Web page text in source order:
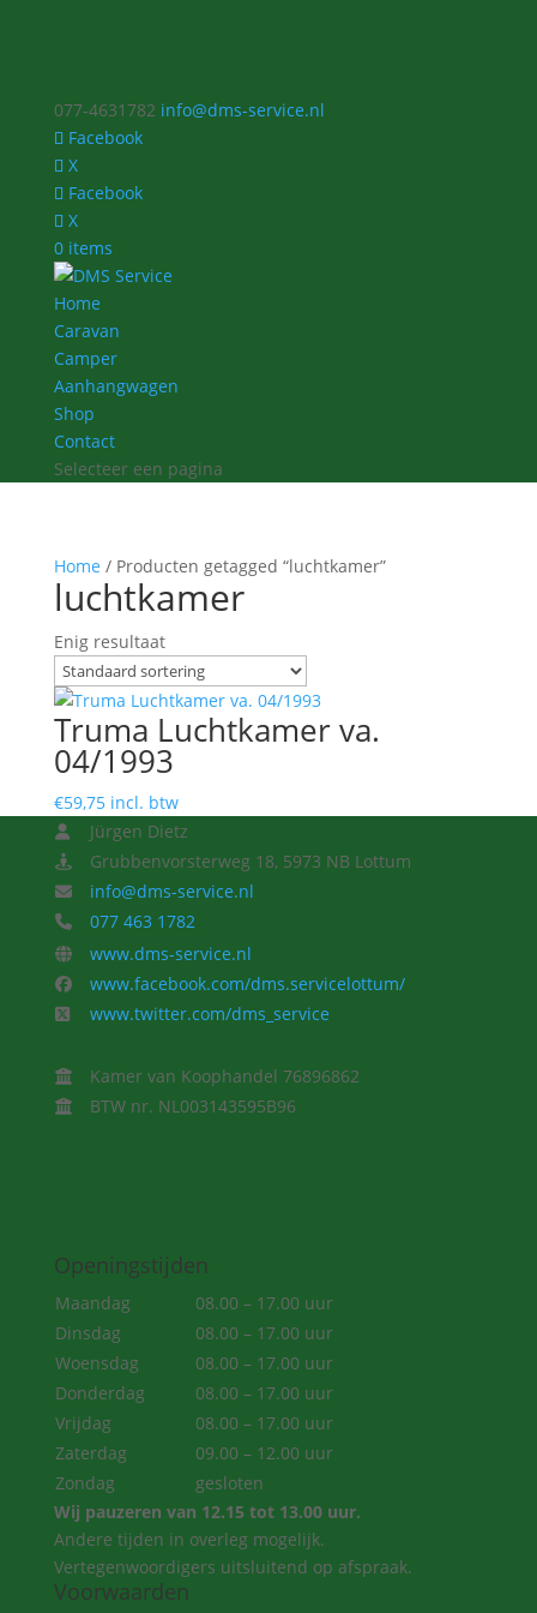
077-4631782 info@dms-service.nl
Facebook
X
Facebook
X
0 items
Home
Caravan
Camper
Aanhangwagen
Shop
Contact
Selecteer een pagina
Home / Producten getagged “luchtkamer”
luchtkamer
Enig resultaat
Truma Luchtkamer va.
04/1993
€59,75 incl. btw
Jürgen Dietz
Grubbenvorsterweg 18, 5973 NB Lottum
info@dms-service.nl
077 463 1782
www.dms-service.nl
www.facebook.com/dms.servicelottum/
www.twitter.com/dms_service
Kamer van Koophandel 76896862
BTW nr. NL003143595B96
Openingstijden
Maandag
08.00 – 17.00 uur
Dinsdag
08.00 – 17.00 uur
Woensdag
08.00 – 17.00 uur
Donderdag
08.00 – 17.00 uur
Vrijdag
08.00 – 17.00 uur
Zaterdag
09.00 – 12.00 uur
Zondag
gesloten
Wij pauzeren van 12.15 tot 13.00 uur.
Andere tijden in overleg mogelijk.
Vertegenwoordigers uitsluitend op afspraak.
Voorwaarden